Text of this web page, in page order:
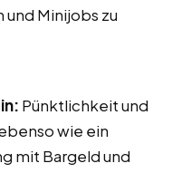
Minijobs zu
Pünktlichkeit und
wie ein
mit Bargeld und